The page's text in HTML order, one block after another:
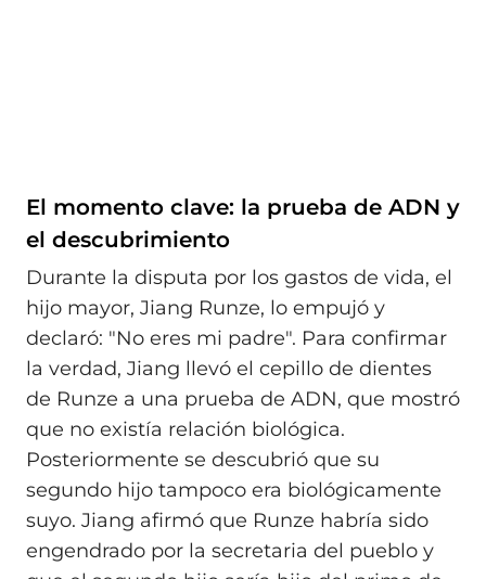
El momento clave: la prueba de ADN y
el descubrimiento
Durante la disputa por los gastos de vida, el
hijo mayor, Jiang Runze, lo empujó y
declaró: "No eres mi padre". Para confirmar
la verdad, Jiang llevó el cepillo de dientes
de Runze a una prueba de ADN, que mostró
que no existía relación biológica.
Posteriormente se descubrió que su
segundo hijo tampoco era biológicamente
suyo. Jiang afirmó que Runze habría sido
engendrado por la secretaria del pueblo y